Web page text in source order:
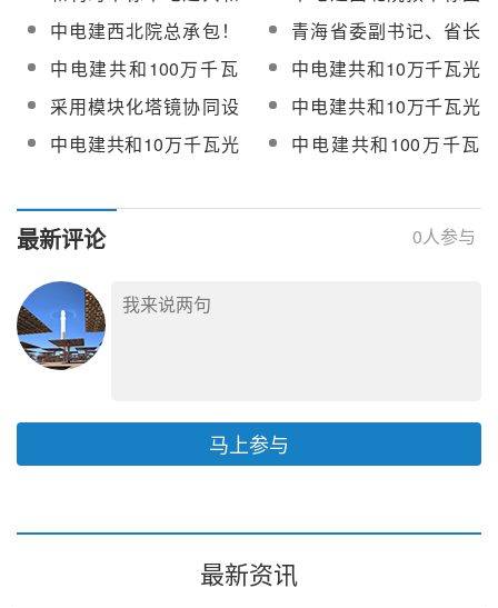
光热项目熔盐蝶阀设备
采购
项目分散控制系统DCS
设备
100万千瓦光伏光热项
目分散控制系统DCS设
备
能宁湘直流配套红寺堡
100万千瓦光伏基地项
目可研及勘察设计服务
中电建西北院总承包！
中电建共和100万千瓦
光伏光热项目正加紧建
设
青海省委副书记、省长
罗东川赴中电建共和光
伏光热项目、共和昱渊
光热电站现场调研
中电建共和100万千瓦
光伏光热项目预热、化
盐及升温服务招标
中电建共和10万千瓦光
热项目建设纪实
采用模块化塔镜协同设
计，中电建100MW光热
项目建设正在加速推进
中电建共和10万千瓦光
热项目调试技术服务招
标
中电建共和10万千瓦光
中电建共和100万千瓦
最新评论 0人参与
马上参与
最新资讯